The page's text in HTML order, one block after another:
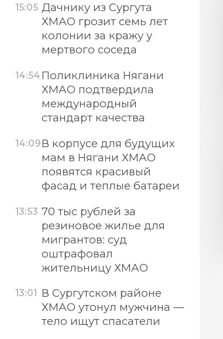
15:05 Дачнику из Сургута
ХМАО грозит семь лет
колонии за кражу у
мертвого соседа
14:54 Поликлиника Нягани
ХМАО подтвердила
международный
стандарт качества
14:09В корпусе для будущих
мам в Нягани ХМАО
появятся красивый
фасад и теплые батареи
13:53 70 тыс рублей за
резиновое жилье для
мигрантов: суд
оштрафовал
жительницу ХМАО
13:01
В Сургутском районе
ХМАО утонул мужчина —
тело ищут спасатели